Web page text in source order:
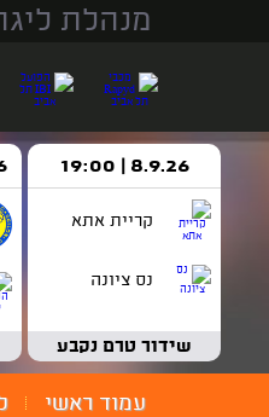
מנהלת
8.9.26 | 19:00
קריית אתא
נס ציונה
שידור טרם נקבע
עמוד ראשי